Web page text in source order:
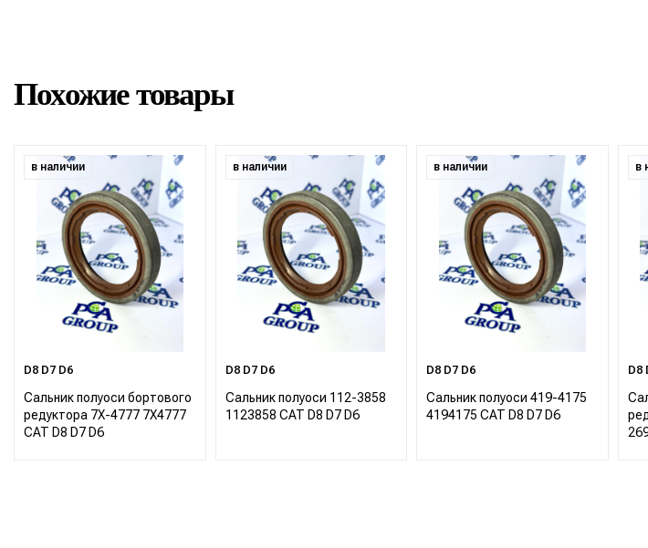
Похожие товары
в наличии
D8 D7 D6
Сальник полуоси бортового
редуктора 7X-4777 7X4777
CAT D8 D7 D6
в наличии
D8 D7 D6
Сальник полуоси 112-3858
1123858 CAT D8 D7 D6
в наличии
D8 D7 D6
Сальник полуоси 419-4175
4194175 CAT D8 D7 D6
в
D8